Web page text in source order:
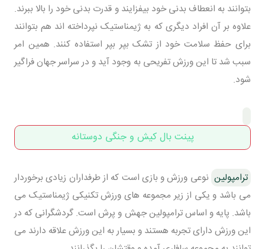
بتوانند به انعطاف بدنی خود بیفزایند و قدرت بدنی خود را بالا ببرند.
علاوه بر آن افراد دیگری که به ژیمناستیک نپرداخته اند هم بتوانند
برای حفظ سلامت خود از تشک بپر بپر استفاده کنند. همین امر
سبب شد تا این ورزش تفریحی به وجود آید و در سراسر جهان فراگیر
شود.
پینت بال کیش و جنگی دوستانه
ترامپولین نوعی ورزش و بازی است که از طرفداران زیادی برخوردار
می باشد و یکی از زیر مجموعه های ورزش تکنیکی ژیمناستیک می
باشد. پایه و اساس ترامپولین جهش و پرش است. گردشگرانی که در
این ورزش دارای تجربه هستند و بسیار به این ورزش علاقه دارند می